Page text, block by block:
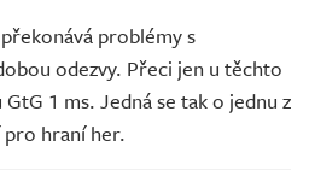
problémy s
odezvy. Přeci jen u těchto
1 ms. Jedná se tak o jednu z
hraní her.